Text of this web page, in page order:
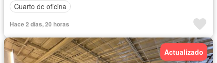
Cuarto de oficina
Hace 2 días, 20 horas
Actualizado